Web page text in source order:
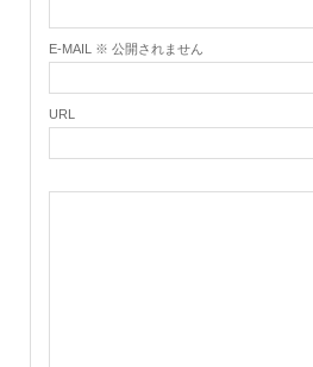
E-MAIL ※ 公開されません
URL